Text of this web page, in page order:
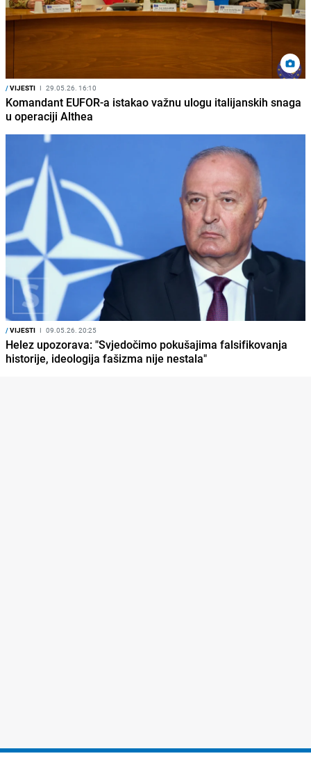
/VIJESTI I 29.05.26. 16:10
Komandant EUFOR-a istakao važnu ulogu italijanskih snaga
u operaciji Althea
/VIJESTI I 09.05.26. 20:25
Helez upozorava: "Svjedočimo pokušajima falsifikovanja
historije, ideologija fašizma nije nestala"